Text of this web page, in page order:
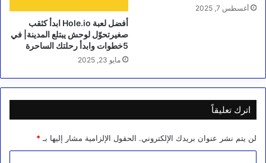
أغسطس 7, 2025
أفضل لعبة Hole.io ابدأ كثقب
صغيرتحوّل لوحش يبتلع المدينة| في
5خطوات وابدأ رحلتك الساحرة
مايو 23, 2025
اترك تعليقاً
لن يتم نشر عنوان بريدك الإلكتروني. الحقول الإلزامية مشار إليها بـ*